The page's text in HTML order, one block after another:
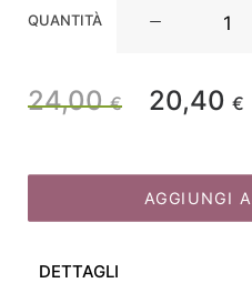
QUANTITÀ
di
quantità
24,00€
originale
20,40 €
AGGIUNGI
DETTAGLI